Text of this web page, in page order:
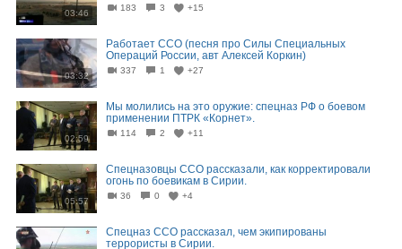
03:46
183 3 +15
03:32
Работает ССО (песня про Силы Специальных
Операций России, авт Алексей Коркин)
337 1 +27
02:59
Мы молились на это оружие: спецназ РФ о боевом
применении ПТРК «Корнет».
114 2 +11
05:57
Спецназовцы ССО рассказали, как корректировали
огонь по боевикам в Сирии.
36 0 +4
Спецназ ССО рассказал, чем экипированы
террористы в Сирии.